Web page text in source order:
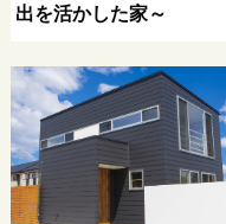
出を活かした家～